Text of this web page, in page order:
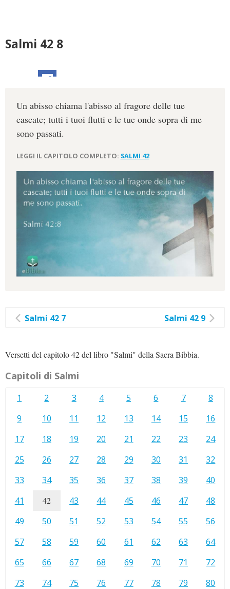
Salmi 42 8
Un abisso chiama l'abisso al fragore delle tue
cascate; tutti i tuoi flutti e le tue onde sopra di me
sono passati.
LEGGI IL CAPITOLO COMPLETO: SALMI 42
Salmi 42 7 Salmi 42 9
Versetti del capitolo 42 del libro "Salmi" della Sacra Bibbia.
Capitoli di Salmi
1 2 3 4 5 6 7
8
9
10 11 12 13 14 15
16
17
18 19 20 21 22 23
24
25
26 27 28 29 30 31
32
33
34 35 36 37 38 39
40
41
42 43 44 45 46 47
48
49
50 51 52 53 54 55
56
57
58 59 60 61 62 63
64
65
66 67 68 69 70 71
72
73
74 75 76 77 78 79
80